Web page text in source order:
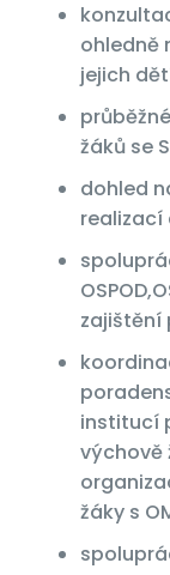
ohledně
jejich
žáků se
dohled
realizací
zajištění
institucí
výchově
žáky s